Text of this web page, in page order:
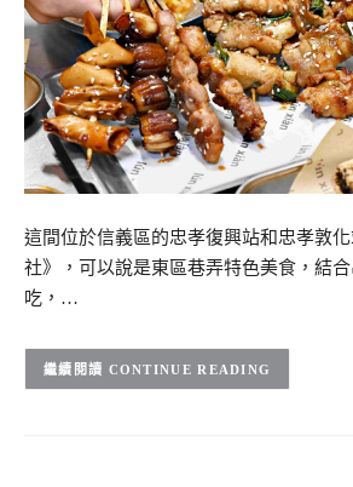
這間位於信義區的忠孝復興站和忠孝敦
社》，可以說是東區巷弄特色美食，結
吃，…
CONTINUE READING